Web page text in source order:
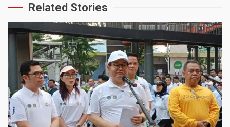
Related Stories